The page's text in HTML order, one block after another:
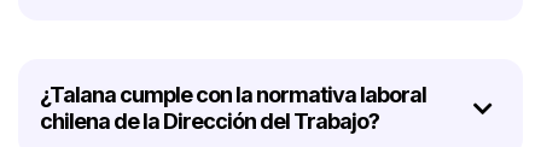
¿Talana cumple con la normativa laboral
chilena de la Dirección del Trabajo?